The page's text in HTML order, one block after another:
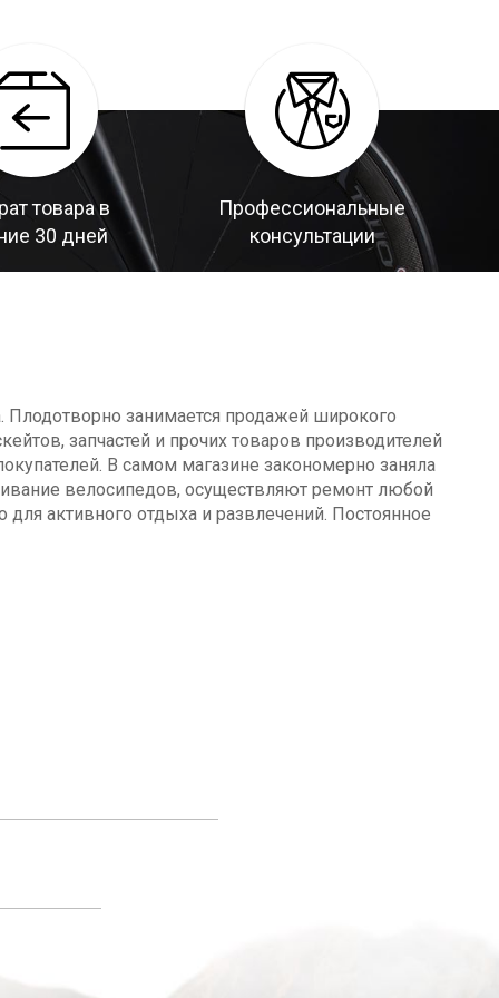
товара в
30 дней
Профессиональные
консультации
Плодотворно занимается продажей широкого
запчастей и прочих товаров производителей
В самом магазине закономерно заняла
велосипедов, осуществляют ремонт любой
для активного отдыха и развлечений. Постоянное